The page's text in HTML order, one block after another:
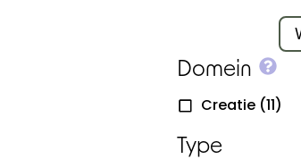
Filter
Domein
Creatie (11)
Type